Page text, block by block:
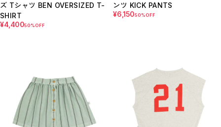
ズ Tシャツ BEN OVERSIZED T-
SHIRT
¥4,40050%OFF
ンツ KICK PANTS
¥6,15050%OFF